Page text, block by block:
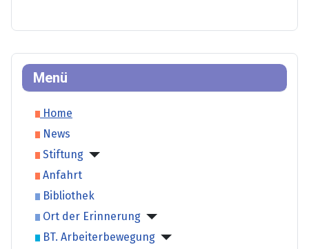
Menü
Home
News
Stiftung
Anfahrt
Bibliothek
Ort der Erinnerung
BT. Arbeiterbewegung